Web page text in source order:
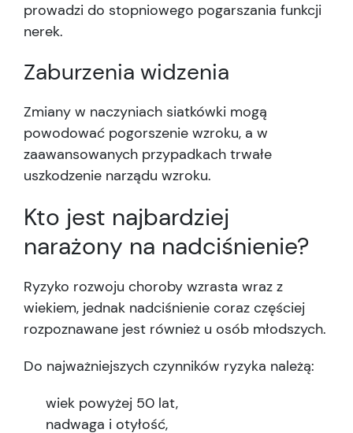
prowadzi do stopniowego pogarszania funkcji
nerek.
Zaburzenia widzenia
Zmiany w naczyniach siatkówki mogą
powodować pogorszenie wzroku, a w
zaawansowanych przypadkach trwałe
uszkodzenie narządu wzroku.
Kto jest najbardziej
narażony na nadciśnienie?
Ryzyko rozwoju choroby wzrasta wraz z
wiekiem, jednak nadciśnienie coraz częściej
rozpoznawane jest również u osób młodszych.
Do najważniejszych czynników ryzyka należą:
wiek powyżej 50 lat,
nadwaga i otyłość,